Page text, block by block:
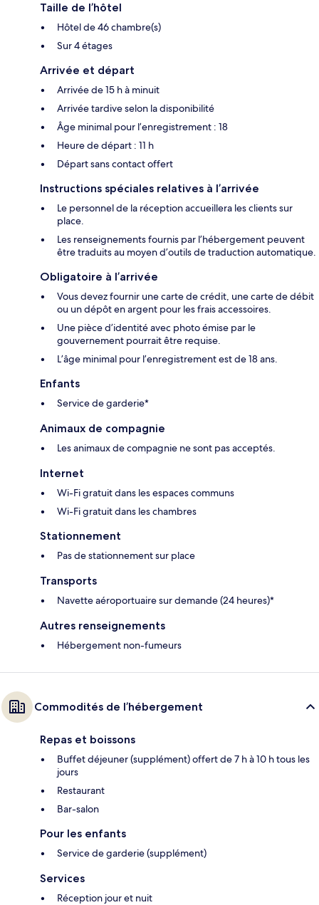
Taille de l’hôtel
Hôtel de 46 chambre(s)
Sur 4 étages
Arrivée et départ
Arrivée de 15 h à minuit
Arrivée tardive selon la disponibilité
Âge minimal pour l’enregistrement : 18
Heure de départ : 11 h
Départ sans contact offert
Instructions spéciales relatives à l’arrivée
Le personnel de la réception accueillera les clients sur
place.
Les renseignements fournis par l’hébergement peuvent
être traduits au moyen d’outils de traduction automatique.
Obligatoire à l’arrivée
Vous devez fournir une carte de crédit, une carte de débit
ou un dépôt en argent pour les frais accessoires.
Une pièce d’identité avec photo émise par le
gouvernement pourrait être requise.
L’âge minimal pour l’enregistrement est de 18 ans.
Enfants
Service de garderie*
Animaux de compagnie
Les animaux de compagnie ne sont pas acceptés.
Internet
Wi-Fi gratuit dans les espaces communs
Wi-Fi gratuit dans les chambres
Stationnement
Pas de stationnement sur place
Transports
Navette aéroportuaire sur demande (24 heures)*
Autres renseignements
Hébergement non-fumeurs
Commodités de l’hébergement
Repas et boissons
Buffet déjeuner (supplément) offert de 7 h à 10 h tous les
jours
Restaurant
Bar-salon
Pour les enfants
Service de garderie (supplément)
Services
Réception jour et nuit